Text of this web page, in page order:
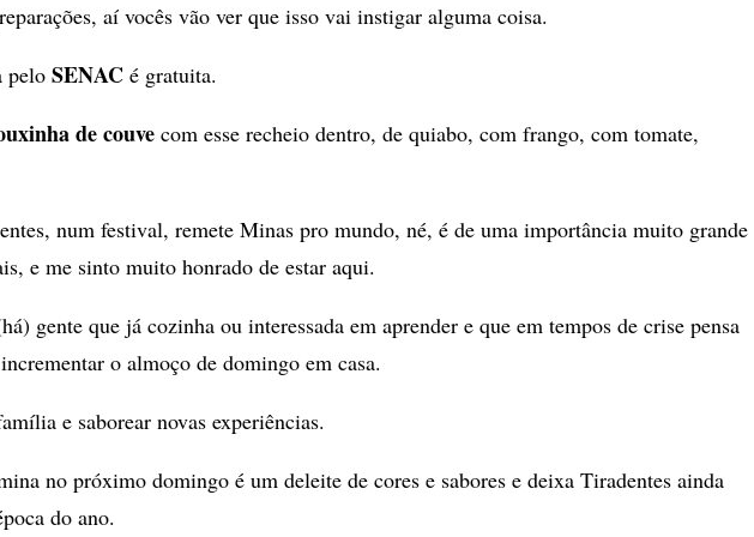
aí vocês vão ver que isso vai instigar alguma coisa.
pelo SENAC é gratuita.
de couve com esse recheio dentro, de quiabo, com frango, com tomate,
num festival, remete Minas pro mundo, né, é de uma importância muito grande
e me sinto muito honrado de estar aqui.
gente que já cozinha ou interessada em aprender e que em tempos de crise pensa
o almoço de domingo em casa.
e saborear novas experiências.
no próximo domingo é um deleite de cores e sabores e deixa Tiradentes ainda
do ano.